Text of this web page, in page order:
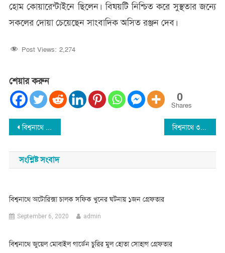
হোম কোয়ারেন্টাইনে ছিলেন। বিষয়টি নিশ্চিত করে সুস্থতার জন্যে
সকলের দোয়া চেয়েছেন সাংবাদিক অসিত রঞ্জন দেব।
Post Views: 2,274
শেয়ার করুন
0
Shares
Post
navigation
বিশ্বনাথে জোড়া খুনের ঘটনায় মামলা দায়ের : পুরুষ শুন্য গ্রাম বিশ্বনাথে ৩২ জন কৃষকদের মাঝে কৃষি প্রণোদনা বিতরণ
সংশ্লিষ্ট সংবাদ
বিশ্বনাথে অটোরিক্সা চালক সফিক খুনের ঘটনায় ১জন গ্রেফতার
September 6, 2020 admin
বিশ্বনাথে জুয়েল মোবাইল গার্ডেন চুরির মুল হোতা সোহাগ গ্রেফতার